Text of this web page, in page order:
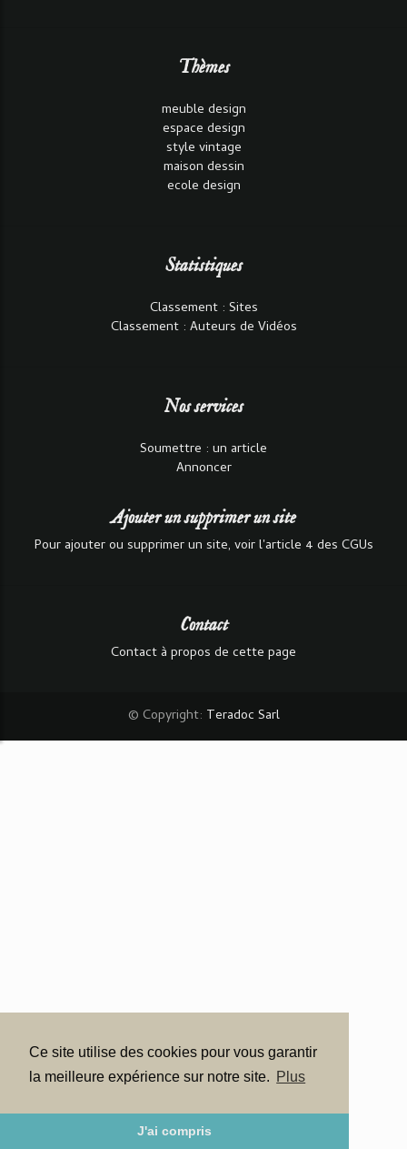
Ce site utilise des cookies pour vous garantir
la meilleure expérience sur notre site. Plus
J'ai compris
Thèmes
meuble design
espace design
style vintage
maison dessin
ecole design
Statistiques
Classement : Sites
Classement : Auteurs de Vidéos
Nos services
Soumettre : un article
Annoncer
Ajouter un supprimer un site
Pour ajouter ou supprimer un site, voir l'article 4 des CGUs
Contact
Contact à propos de cette page
© Copyright: Teradoc Sarl